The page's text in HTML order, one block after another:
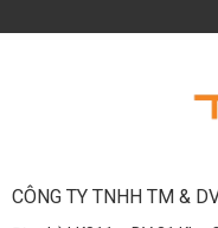
CÔNG TY TNHH TM &